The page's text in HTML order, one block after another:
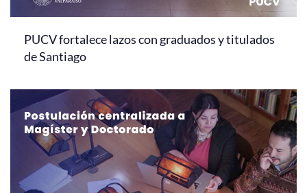
PUCV fortalece lazos con graduados y titulados
de Santiago